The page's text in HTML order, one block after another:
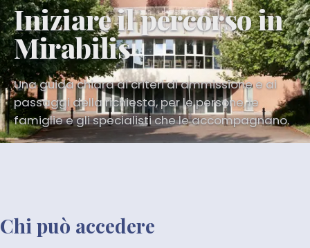
Iniziare il percorso in
Mirabilis
Una guida chiara ai criteri di ammissione e ai
passaggi della richiesta, per le persone, le
famiglie e gli specialisti che le accompagnano.
Chi può accedere